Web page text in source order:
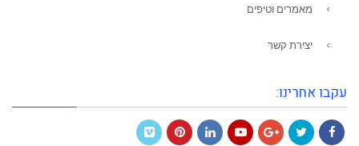
מאמרים וטיפים
יצירת קשר
עקבו אחרינו: